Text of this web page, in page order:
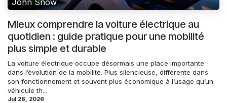
Mieux comprendre la voiture électrique au
quotidien : guide pratique pour une mobilité
plus simple et durable
La voiture électrique occupe désormais une place importante
dans l’évolution de la mobilité. Plus silencieuse, différente dans
son fonctionnement et souvent plus économique à l’usage qu’un
véhicule th...
Jul 28, 2026